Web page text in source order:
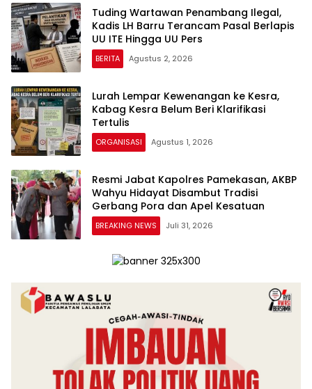
Tuding Wartawan Penambang Ilegal,
Kadis LH Barru Terancam Pasal Berlapis
UU ITE Hingga UU Pers
BERITA Agustus 2, 2026
Lurah Lempar Kewenangan ke Kesra,
Kabag Kesra Belum Beri Klarifikasi
Tertulis
ORGANISASI Agustus 1, 2026
Resmi Jabat Kapolres Pamekasan, AKBP
Wahyu Hidayat Disambut Tradisi
BREAKING NEWS Juli 31, 2026